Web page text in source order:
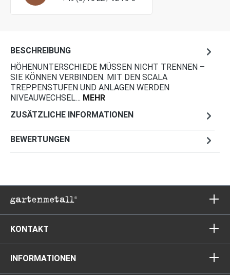
BESCHREIBUNG
HÖHENUNTERSCHIEDE MÜSSEN NICHT TRENNEN –
SIE KÖNNEN VERBINDEN. MIT DEN SCALA
TREPPENSTUFEN UND ANLAGEN WERDEN
NIVEAUWECHSEL… MEHR
ZUSÄTZLICHE INFORMATIONEN
BEWERTUNGEN
KONTAKT
INFORMATIONEN